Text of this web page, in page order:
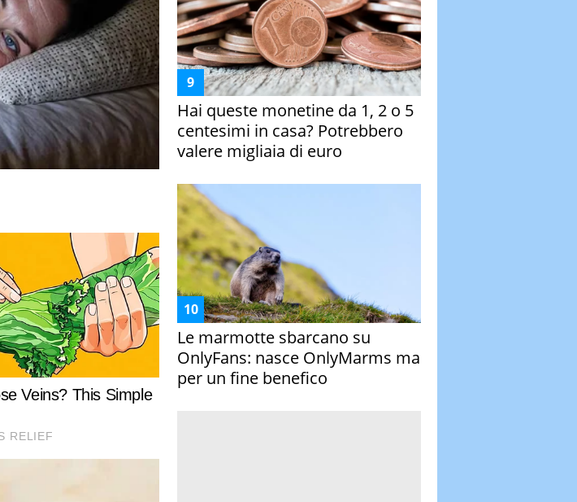
Hai queste monetine da 1, 2 o 5
centesimi in casa? Potrebbero
valere migliaia di euro
Le marmotte sbarcano su
OnlyFans: nasce OnlyMarms ma
per un fine benefico